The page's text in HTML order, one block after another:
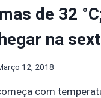
de 32
na
12, 2018
com